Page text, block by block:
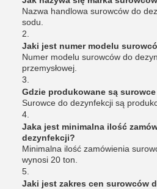
Nazwa handlowa surowców do
sodu.
2.
Jaki jest numer modelu
Numer modelu surowców do
przemysłowej.
3.
Gdzie produkowane są
Surowce do dezynfekcji są
4.
Jaka jest minimalna ilość
dezynfekcji?
Minimalna ilość zamówienia
wynosi 20 ton.
5.
Jaki jest zakres cen surowców